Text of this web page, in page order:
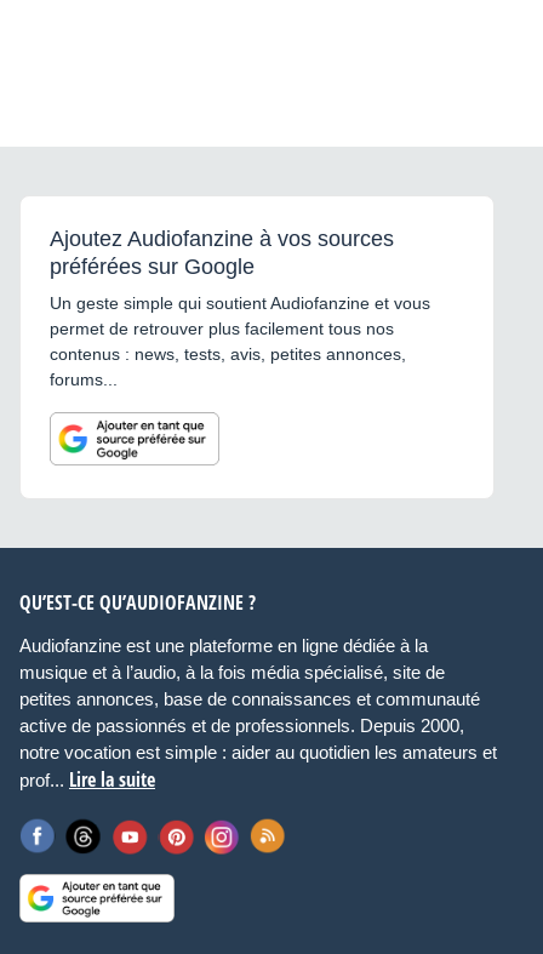
Ajoutez Audiofanzine à vos sources
préférées sur Google
Un geste simple qui soutient Audiofanzine et vous
permet de retrouver plus facilement tous nos
contenus : news, tests, avis, petites annonces,
forums...
QU’EST-CE QU’AUDIOFANZINE ?
Audiofanzine est une plateforme en ligne dédiée à la
musique et à l’audio, à la fois média spécialisé, site de
petites annonces, base de connaissances et communauté
active de passionnés et de professionnels. Depuis 2000,
notre vocation est simple : aider au quotidien les amateurs et
prof... Lire la suite